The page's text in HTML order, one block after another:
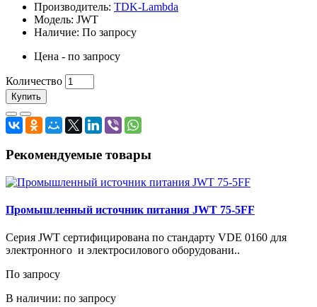
Производитель: TDK-Lambda
Модель: JWT
Наличие: По запросу
Цена - по запросу
Количество
Купить
Рекомендуемые товары
Промышленный источник питания JWT 75-5FF
Cерия JWT сертифицирована по стандарту VDE 0160 для
электронного и электросилового оборудовани..
По запросу
В наличии: по запросу